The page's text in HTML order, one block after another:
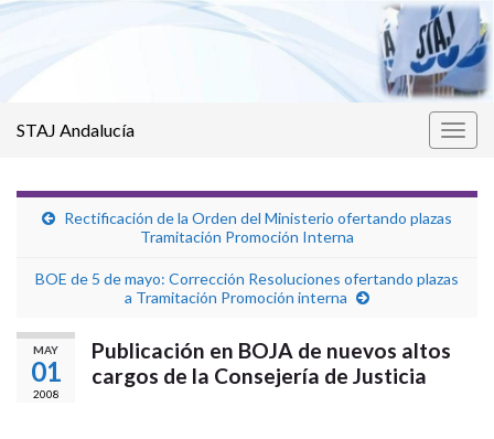
STAJ Andalucía
Rectificación de la Orden del Ministerio ofertando plazas
Tramitación Promoción Interna
BOE de 5 de mayo: Corrección Resoluciones ofertando plazas
a Tramitación Promoción interna
MAY
01
2008
Publicación en BOJA de nuevos altos
cargos de la Consejería de Justicia